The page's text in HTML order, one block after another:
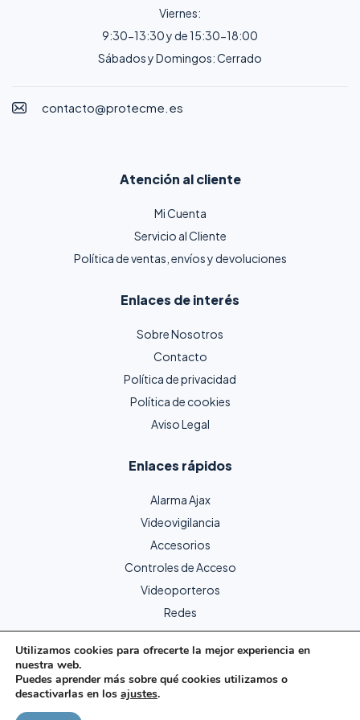
Viernes:
9:30-13:30 y de 15:30-18:00
Sábados y Domingos: Cerrado
contacto@protecme.es
Atención al cliente
Mi Cuenta
Servicio al Cliente
Política de ventas, envíos y devoluciones
Enlaces de interés
Sobre Nosotros
Contacto
Política de privacidad
Política de cookies
Aviso Legal
Enlaces rápidos
Alarma Ajax
Videovigilancia
Accesorios
Controles de Acceso
Videoporteros
Redes
Copyright © 2024 Protecme Seguridad. Todos los derechos
reservados.
Utilizamos cookies para ofrecerte la mejor experiencia en
nuestra web.
Puedes aprender más sobre qué cookies utilizamos o
desactivarlas en los ajustes.